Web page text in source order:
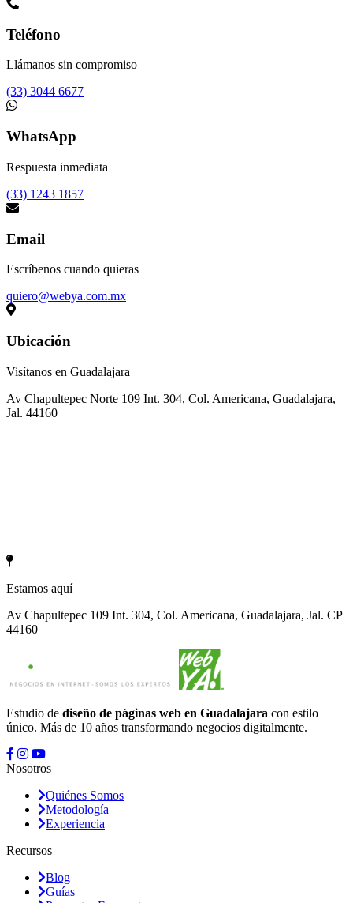
Teléfono
Llámanos sin compromiso
(33) 3044 6677
WhatsApp
Respuesta inmediata
(33) 1243 1857
Email
Escríbenos cuando quieras
quiero@webya.com.mx
Ubicación
Visítanos en Guadalajara
Av Chapultepec Norte 109 Int. 304, Col. Americana, Guadalajara,
Jal. 44160
Estamos aquí
Av Chapultepec 109 Int. 304, Col. Americana, Guadalajara, Jal. CP
44160
Estudio de diseño de páginas web en Guadalajara con estilo
único. Más de 10 años transformando negocios digitalmente.
Nosotros
Quiénes Somos
Metodología
Experiencia
Recursos
Blog
Guías